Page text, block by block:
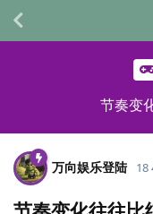
节奏变
万向娱乐登陆 18